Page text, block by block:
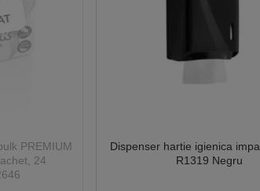
PREMIUM
24
Dispenser hartie igienica
R1319 Negru